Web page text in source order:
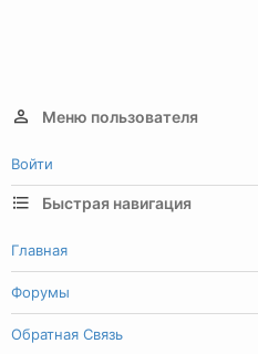
Меню пользователя
Войти
Быстрая навигация
Главная
Форумы
Обратная Связь